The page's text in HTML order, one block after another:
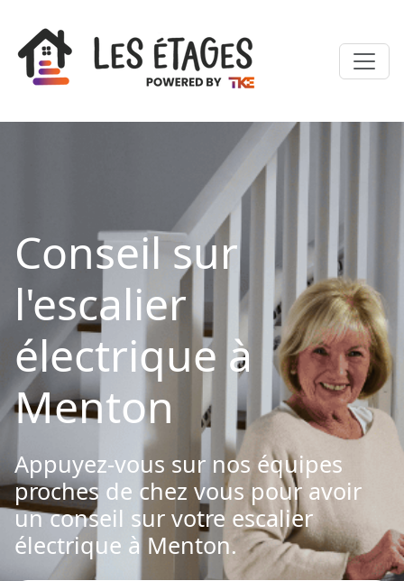
Conseil sur
l'escalier
électrique à
Menton
Appuyez-vous sur nos équipes
proches de chez vous pour avoir
un conseil sur votre escalier
électrique à Menton.